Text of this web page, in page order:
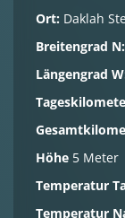
Ort: Daklah
Breitengrad N:
Längengrad
Höhe 5 Meter
Temperatur
Temperatur